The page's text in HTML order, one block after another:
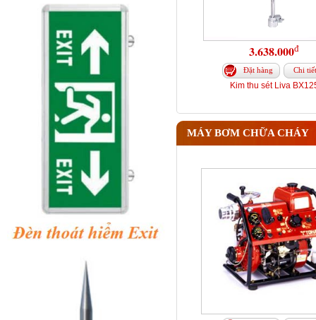
3.638.000đ
Đặt hàng Chi tiết
Kim thu sét Liva
MÁY BƠM CHỮA CHÁY